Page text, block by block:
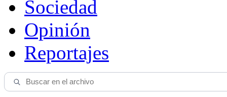
Sociedad
Opinión
Reportajes